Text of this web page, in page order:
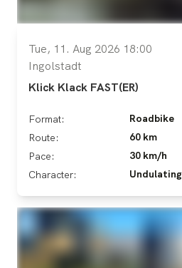
Tue, 11. Aug 2026 18:00
Ingolstadt
Klick Klack FAST(ER)
Format:
Roadbike
Route:
60 km
Pace:
30 km/h
Character:
Undulating